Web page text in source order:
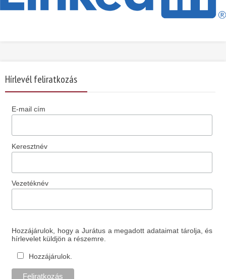
Hírlevél feliratkozás
E-mail cím
Keresztnév
Vezetéknév
Hozzájárulok, hogy a Jurátus a megadott adataimat tárolja, és
hírlevelet küldjön a részemre.
Hozzájárulok.